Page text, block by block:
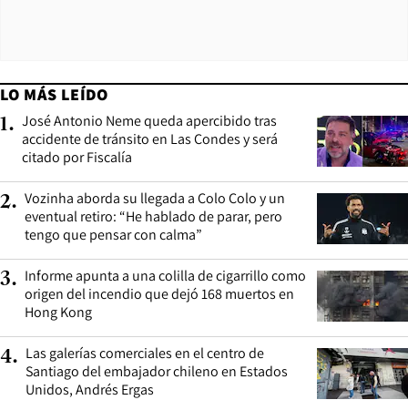
LO MÁS LEÍDO
1. José Antonio Neme queda apercibido tras
accidente de tránsito en Las Condes y será
citado por Fiscalía
2. Vozinha aborda su llegada a Colo Colo y un
eventual retiro: “He hablado de parar, pero
tengo que pensar con calma”
3. Informe apunta a una colilla de cigarrillo como
origen del incendio que dejó 168 muertos en
Hong Kong
4. Las galerías comerciales en el centro de
Santiago del embajador chileno en Estados
Unidos, Andrés Ergas